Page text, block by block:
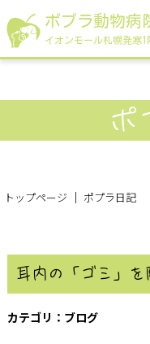
ポプラ動物病
イオンモール札幌発寒
ポ
トップページ ポプラ日記
耳内の「ゴミ」を
ブログ